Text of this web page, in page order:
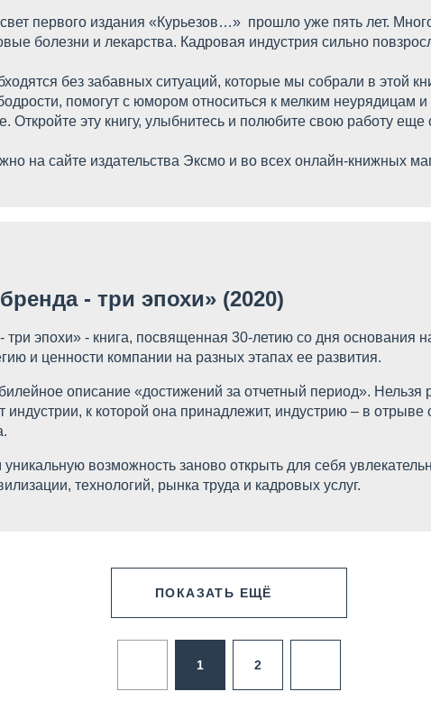
первого издания «Курьезов…» прошло уже пять лет.
болезни и лекарства. Кадровая индустрия сильно
без забавных ситуаций, которые мы собрали в этой
помогут с юмором относиться к мелким неурядицам
Откройте эту книгу, улыбнитесь и полюбите свою работу еще
на сайте издательства Эксмо и во всех онлайн-книжных
- три эпохи» (2020)
эпохи» - книга, посвященная 30-летию со дня основания
и ценности компании на разных этапах ее развития.
описание «достижений за отчетный период». Нельзя
индустрии, к которой она принадлежит, индустрию – в отрыве
уникальную возможность заново открыть для себя
технологий, рынка труда и кадровых услуг.
ПОКАЗАТЬ ЕЩЁ
1 2